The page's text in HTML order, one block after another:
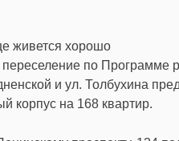
живется хорошо
переселение по
и ул. Толбухина
корпус на 168 квартир.